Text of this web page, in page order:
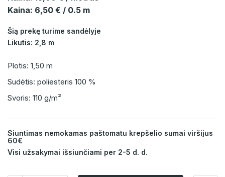
Kaina: 6,50 € / 0.5 m
Šią prekę turime sandėlyje
Likutis: 2,8 m
Plotis: 1,50 m
Sudėtis: poliesteris 100 %
Svoris: 110 g/m²
Siuntimas nemokamas paštomatu krepšelio sumai viršijus
60€
Visi užsakymai išsiunčiami per 2-5 d. d.